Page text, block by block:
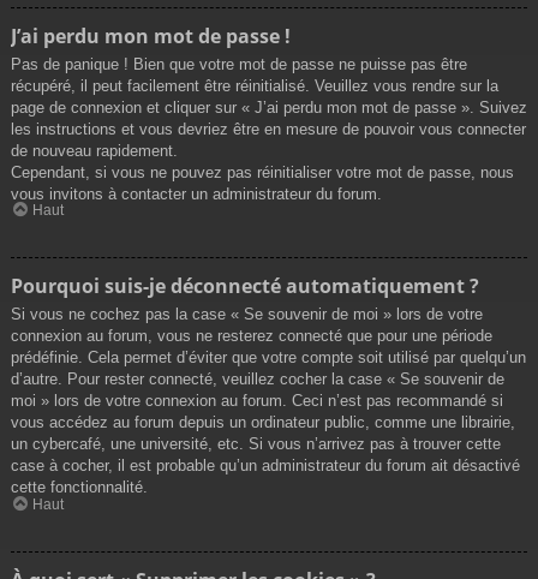
J’ai perdu mon mot de passe !
Pas de panique ! Bien que votre mot de passe ne puisse pas être
récupéré, il peut facilement être réinitialisé. Veuillez vous rendre sur la
page de connexion et cliquer sur « J’ai perdu mon mot de passe ». Suivez
les instructions et vous devriez être en mesure de pouvoir vous connecter
de nouveau rapidement.
Cependant, si vous ne pouvez pas réinitialiser votre mot de passe, nous
vous invitons à contacter un administrateur du forum.
Haut
Pourquoi suis-je déconnecté automatiquement ?
Si vous ne cochez pas la case « Se souvenir de moi » lors de votre
connexion au forum, vous ne resterez connecté que pour une période
prédéfinie. Cela permet d’éviter que votre compte soit utilisé par quelqu’un
d’autre. Pour rester connecté, veuillez cocher la case « Se souvenir de
moi » lors de votre connexion au forum. Ceci n’est pas recommandé si
vous accédez au forum depuis un ordinateur public, comme une librairie,
un cybercafé, une université, etc. Si vous n’arrivez pas à trouver cette
case à cocher, il est probable qu’un administrateur du forum ait désactivé
cette fonctionnalité.
Haut